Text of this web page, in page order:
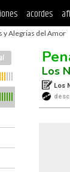
acordes
y Alegrias del Amor
Los
Los